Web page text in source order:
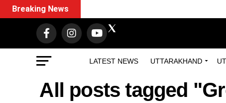
LATEST NEWS UTTARAKHAND
Breaking News
All posts tagged